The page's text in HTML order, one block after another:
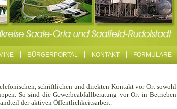
BÜRGERPORTAL KONTAKT FORMULARE
schriftlichen und direkten Kontakt vor Ort sowohl
So sind die Gewerbeabfallberatung vor Ort in Betrieben
der aktiven Öffentlichkeitsarbeit.